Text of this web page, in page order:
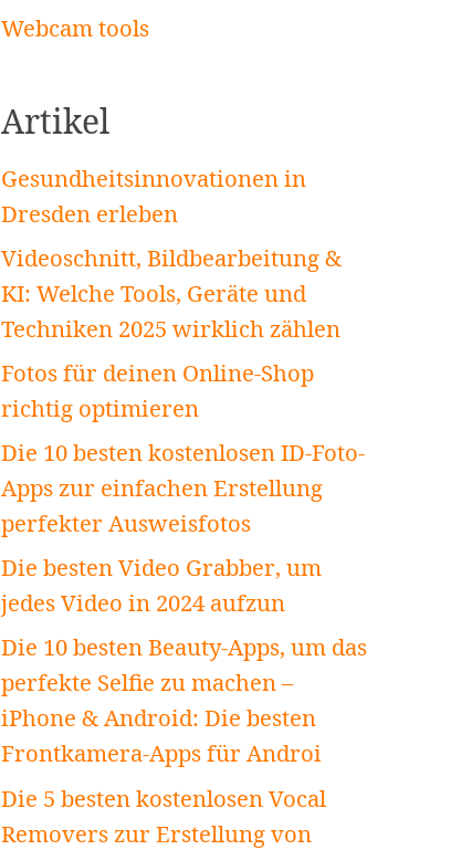
Webcam tools
Artikel
Gesundheitsinnovationen in
Dresden erleben
Videoschnitt, Bildbearbeitung &
KI: Welche Tools, Geräte und
Techniken 2025 wirklich zählen
Fotos für deinen Online-Shop
richtig optimieren
Die 10 besten kostenlosen ID-Foto-
Apps zur einfachen Erstellung
perfekter Ausweisfotos
Die besten Video Grabber, um
jedes Video in 2024 aufzun
Die 10 besten Beauty-Apps, um das
perfekte Selfie zu machen –
iPhone & Android: Die besten
Frontkamera-Apps für Androi
Die 5 besten kostenlosen Vocal
Removers zur Erstellung von